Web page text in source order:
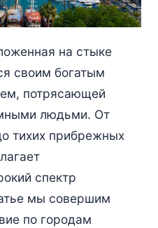
на стыке
своим богатым
потрясающей
людьми. От
тихих прибрежных
спектр
мы совершим
по городам